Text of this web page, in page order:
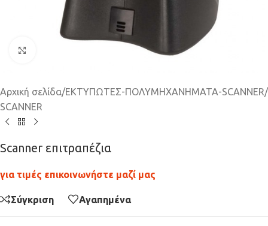
Αρχική σελίδα/ΕΚΤΥΠΩΤΕΣ-ΠΟΛΥΜΗΧΑΝΗΜΑΤΑ-SCANNER/
SCANNER
Scanner επιτραπέζια
για τιμές επικοινωνήστε μαζί μας
Σύγκριση Αγαπημένα